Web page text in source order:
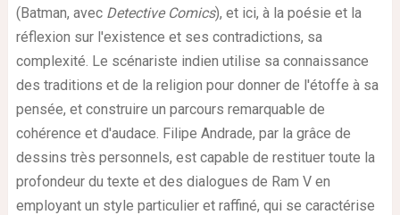
(Batman, avec Detective Comics), et ici, à la poésie et la
réflexion sur l'existence et ses contradictions, sa
complexité. Le scénariste indien utilise sa connaissance
des traditions et de la religion pour donner de l'étoffe à sa
pensée, et construire un parcours remarquable de
cohérence et d'audace. Filipe Andrade, par la grâce de
dessins très personnels, est capable de restituer toute la
profondeur du texte et des dialogues de Ram V en
employant un style particulier et raffiné, qui se caractérise